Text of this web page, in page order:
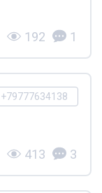
192 1
+79777634138
413 3